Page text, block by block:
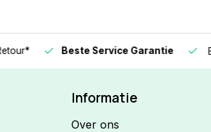
Beste Service Garantie Betaal
Informatie
Over ons